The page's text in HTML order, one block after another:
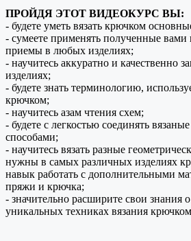
ПРОЙДЯ ЭТОТ ВИДЕОКУРС ВЫ:
- будете уметь вязать крючком
- сумеете применять полученные
приемы в любых изделиях;
- научитесь аккуратно и качественно
изделиях;
- будете знать терминологию,
крючком;
- научитесь азам чтения схем;
- будете с легкостью соединять
способами;
- научитесь вязать разные
нужны в самых различных изделиях
навык работать с дополнительными
пряжи и крючка;
- значительно расширите свои знания
уникальных техниках вязания